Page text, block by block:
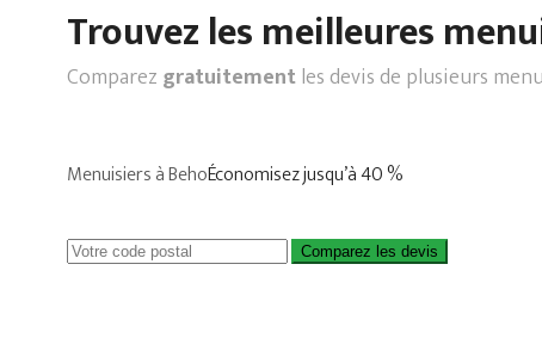
Trouvez les meilleures
Comparez gratuitementles devis de plusieurs
Menuisiers à BehoÉconomisez jusqu’à 40 %
Comparez les devis